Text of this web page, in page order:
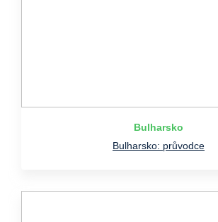
Bulharsko
Bulharsko: průvodce